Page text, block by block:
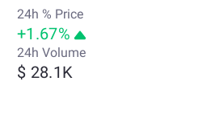
24h % Price
+1.67%
24h Volume
$ 28.1K